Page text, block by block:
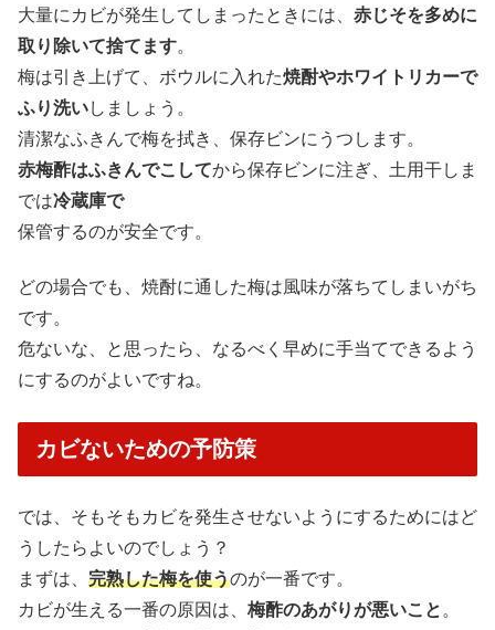
大量にカビが発生してしまったときには、 赤じそを多めに
取り除いて捨てます。
梅は引き上げて、ボウルに入れた焼酎やホワイトリカーで
ふり洗いしましょう。
清潔なふきんで梅を拭き、保存ビンにうつします。
赤梅酢はふきんでこしてから保存ビンに注ぎ、土用干しま
では冷蔵庫で
保管するのが安全です。
どの場合でも、焼酎に通した梅は風味が落ちてしまいがち
です。
危ないな、と思ったら、なるべく早めに手当てできるよう
にするのがよいですね。
カビないための予防策
では、そもそもカビを発生させないようにするためにはど
うしたらよいのでしょう？
まずは、 完熟した梅を使うのが一番です。
カビが生える一番の原因は、 梅酢のあがりが悪いこと 。